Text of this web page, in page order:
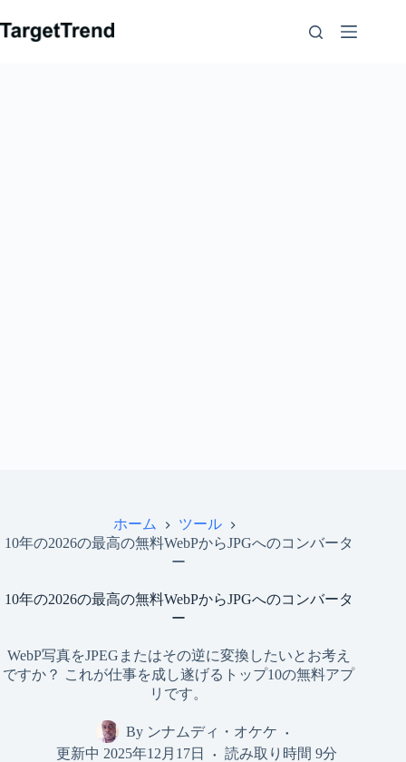
ン
ホーム
ツール
10年の2026の最高の無料WebPからJPGへのコンバータ
ー
10年の2026の最高の無料WebPからJPGへのコンバータ
ー
WebP写真をJPEGまたはその逆に変換したいとお考え
ですか？ これが仕事を成し遂げるトップ10の無料アプ
リです。
By ンナムディ・オケケ
更新中 2025年12月17日 読み取り時間 9分